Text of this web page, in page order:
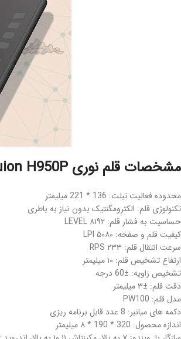
مشخصات قلم نوری Huion H950P:
محدوده فعالیت تبلت: 136 * 221 میلیمتر
تکنولوژی قلم: الکترومگنتیک بدون نیاز به باطری
حساسیت به فشار قلم: ۸۱۹۲ LEVEL
کیفیت قلم و صفحه: ۵۰۸۰ LPI
سرعت انتقال قلم: ۲۳۳ RPS
ارتفاع تشخیص قلم: ۱۰ میلیمتر
تشخیص زاویه: ±60 درجه
دقت قلم: ±۳ میلیمتر
مدل قلم: PW100
دکمه های میانبر: 8 عدد قابل برنامه ریزی
اندازه محصول: 320 * 190 * ۸ میلیمتر